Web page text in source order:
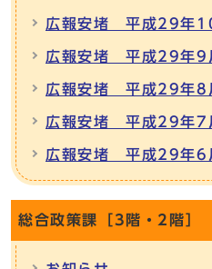
広報安堵 平成29年
広報安堵 平成29年9
広報安堵 平成29年8
広報安堵 平成29年7
広報安堵 平成29年6
総合政策課［3階・2階］